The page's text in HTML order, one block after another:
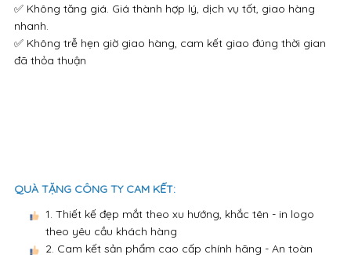
✅ Không tăng giá. Giá thành hợp lý, dịch vụ tốt, giao hàng
nhanh.
✅ Không trễ hẹn giờ giao hàng, cam kết giao đúng thời gian
đã thỏa thuận
QUÀ TẶNG CÔNG TY CAM KẾT:
1. Thiết kế đẹp mắt theo xu hướng, khắc tên - in logo
theo yêu cầu khách hàng
2. Cam kết sản phẩm cao cấp chính hãng - An toàn